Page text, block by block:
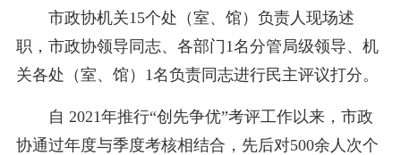
市政协机关15个处（室、馆）负责人现场述
职，市政协领导同志、各部门1名分管局级领导、机
关各处（室、馆）1名负责同志进行民主评议打分。
自 2021年推行“创先争优”考评工作以来，市政
协通过年度与季度考核相结合，先后对500余人次个